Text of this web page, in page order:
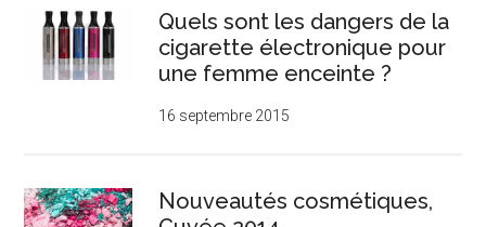
Quels sont les dangers de la
cigarette électronique pour
une femme enceinte ?
16 septembre 2015
Nouveautés cosmétiques,